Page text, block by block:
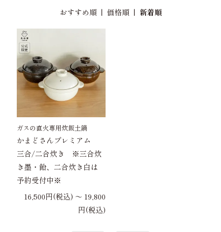
おすすめ順| 価格順| 新着順
ガスの直火専用炊飯土鍋
かまどさんプレミアム
三合/二合炊き ※三合炊
き墨・飴、二合炊き白は
予約受付中※
16,500円(税込) 〜 19,800
円(税込)